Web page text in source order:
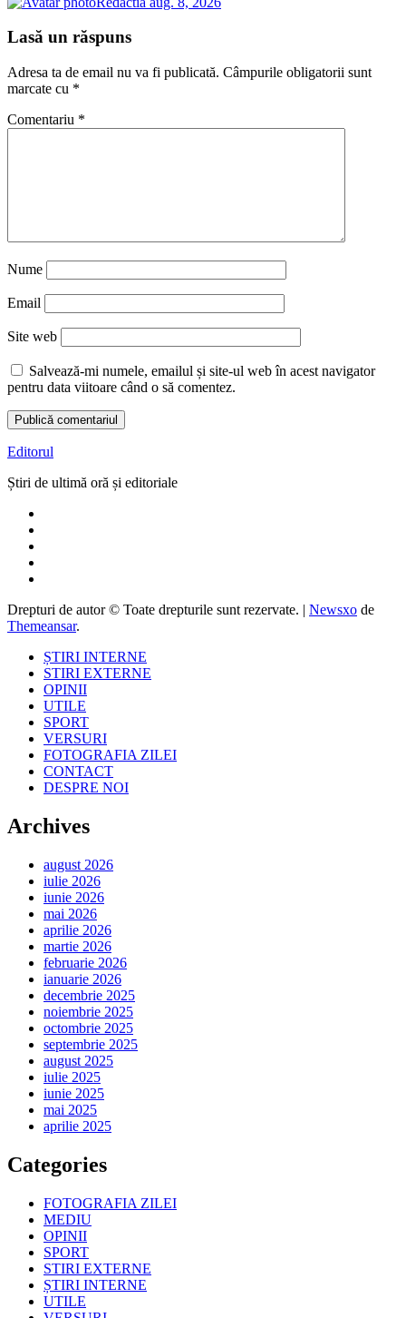
Lasă un răspuns
Adresa ta de email nu va fi publicată. Câmpurile obligatorii sunt
marcate cu *
Comentariu *
Nume
Email
Site web
Salvează-mi numele, emailul și site-ul web în acest navigator
pentru data viitoare când o să comentez.
Editorul
Știri de ultimă oră și editoriale
Drepturi de autor © Toate drepturile sunt rezervate. | Newsxo de
Themeansar.
ȘTIRI INTERNE
STIRI EXTERNE
OPINII
UTILE
SPORT
VERSURI
FOTOGRAFIA ZILEI
CONTACT
DESPRE NOI
Archives
august 2026
iulie 2026
iunie 2026
mai 2026
aprilie 2026
martie 2026
februarie 2026
ianuarie 2026
decembrie 2025
noiembrie 2025
octombrie 2025
septembrie 2025
august 2025
iulie 2025
iunie 2025
mai 2025
aprilie 2025
Categories
FOTOGRAFIA ZILEI
MEDIU
OPINII
SPORT
STIRI EXTERNE
ȘTIRI INTERNE
UTILE